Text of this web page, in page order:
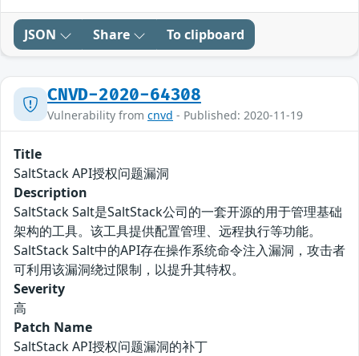
JSON Share To clipboard
CNVD-2020-64308
Vulnerability from cnvd - Published: 2020-11-19
Title
SaltStack API授权问题漏洞
Description
SaltStack Salt是SaltStack公司的一套开源的用于管理基础
架构的工具。该工具提供配置管理、远程执行等功能。
SaltStack Salt中的API存在操作系统命令注入漏洞，攻击者
可利用该漏洞绕过限制，以提升其特权。
Severity
高
Patch Name
SaltStack API授权问题漏洞的补丁